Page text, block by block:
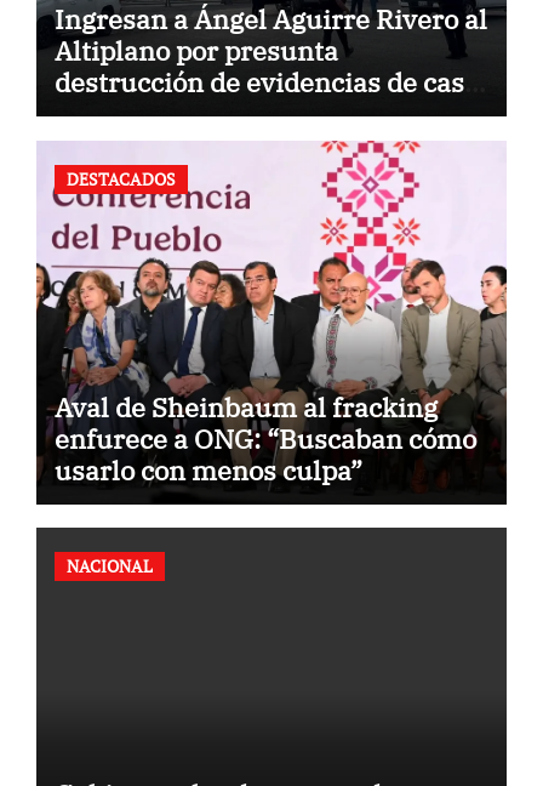
Ingresan a Ángel Aguirre Rivero al
Altiplano por presunta
destrucción de evidencias de caso
Ayotzinapa
DESTACADOS
Aval de Sheinbaum al fracking
enfurece a ONG: “Buscaban cómo
usarlo con menos culpa”
NACIONAL